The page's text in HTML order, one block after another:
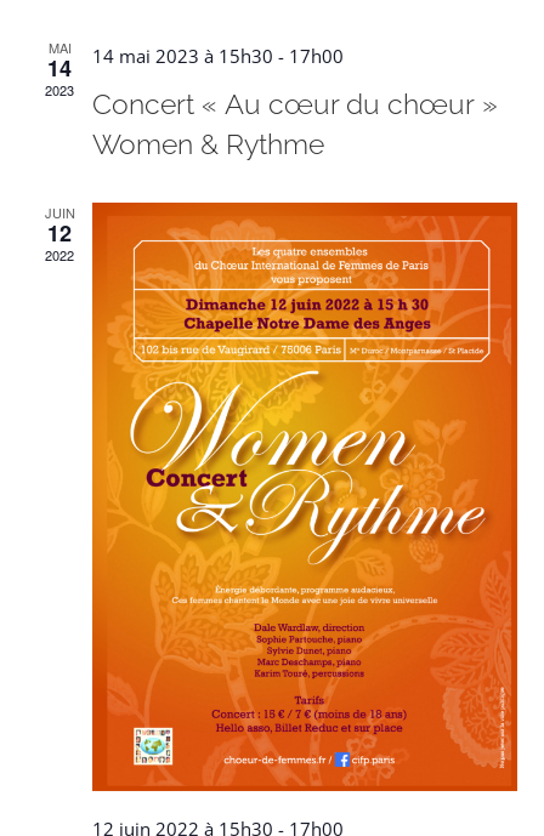
MAI
14
2023
14 mai 2023 à 15h30 - 17h00
Concert « Au cœur du chœur »
Women & Rythme
JUIN
12
2022
12 juin 2022 à 15h30 - 17h00